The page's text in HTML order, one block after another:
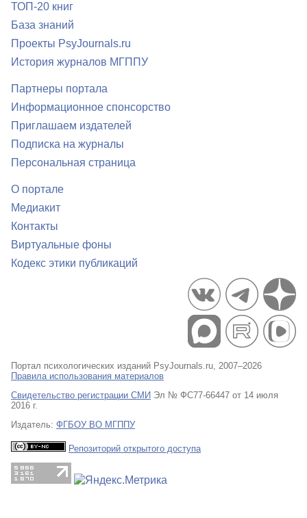
ТОП-20 книг
База знаний
Проекты PsyJournals.ru
История журналов МГППУ
Партнеры портала
Информационное спонсорство
Приглашаем издателей
Подписка на журналы
Персональная страница
О портале
Медиакит
Контакты
Виртуальные фоны
Кодекс этики публикаций
Портал психологических изданий PsyJournals.ru, 2007–2026
Правила использования материалов
Свидетельство регистрации СМИ Эл № ФС77-66447 от 14 июля
2016 г.
Издатель: ФГБОУ ВО МГППУ
Репозиторий открытого доступа